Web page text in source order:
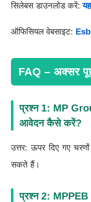
सिलेबस डाउनलोड करें:
ऑफिसियल वेबसाइट:
FAQ – अक्सर
प्रश्न 1: MP
आवेदन कैसे करें?
उत्तर: ऊपर दिए गए
सकते हैं।
प्रश्न 2: